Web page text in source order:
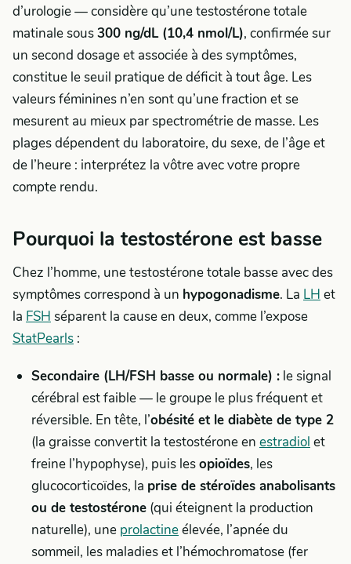
d’urologie — considère qu’une testostérone totale
matinale sous300 ng/dL (10,4 nmol/L), confirmée sur
un second dosage et associée à des symptômes,
constitue le seuil pratique de déficit à tout âge. Les
valeurs féminines n’en sont qu’une fraction et se
mesurent au mieux par spectrométrie de masse. Les
plages dépendent du laboratoire, du sexe, de l’âge et
de l’heure : interprétez la vôtre avec votre propre
compte rendu.
Pourquoi la testostérone est basse
Chez l’homme, une testostérone totale basse avec des
symptômes correspond à un hypogonadisme. La LH et
la FSH séparent la cause en deux, comme l’expose
StatPearls :
Secondaire (LH/FSH basse ou normale) : le signal
cérébral est faible — le groupe le plus fréquent et
réversible. En tête, l’obésité et le diabète de type 2
(la graisse convertit la testostérone en estradiol et
freine l’hypophyse), puis lesopioïdes, les
glucocorticoïdes, la prise de stéroïdes anabolisants
ou de testostérone (qui éteignent la production
naturelle), une prolactineélevée, l’apnée du
sommeil, les maladies et l’hémochromatose (fer